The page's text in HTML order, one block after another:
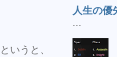
いうと、
人生の優
...